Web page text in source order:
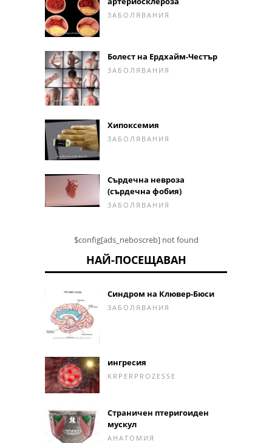
ЗАБОЛЯВАНИЯ
Болест на Ердхайм-Честър
ЗАБОЛЯВАНИЯ
Хипоксемия
ЗАБОЛЯВАНИЯ
Сърдечна невроза
(сърдечна фобия)
ЗАБОЛЯВАНИЯ
$config[ads_neboscreb] not found
НАЙ-ПОСЕЩАВАН
Синдром на Клювер-Бюси
ЗАБОЛЯВАНИЯ
ингресия
KRPERPROZESSE
Страничен птеригоиден
мускул
АНАТОМИЯ